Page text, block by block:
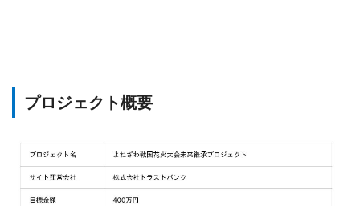
プロジェクト概要